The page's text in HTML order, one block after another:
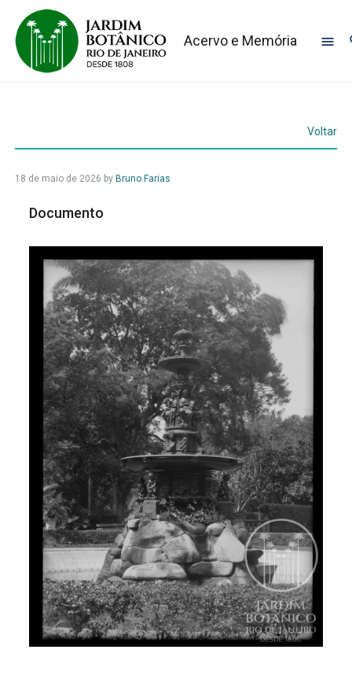
Acervo e Memória
Voltar
18 de maio de 2026 by Bruno Farias
Documento